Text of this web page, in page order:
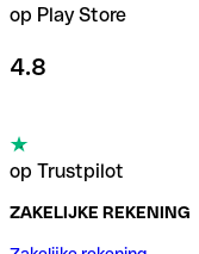
op Play Store
4.8
op Trustpilot
ZAKELIJKE REKENING